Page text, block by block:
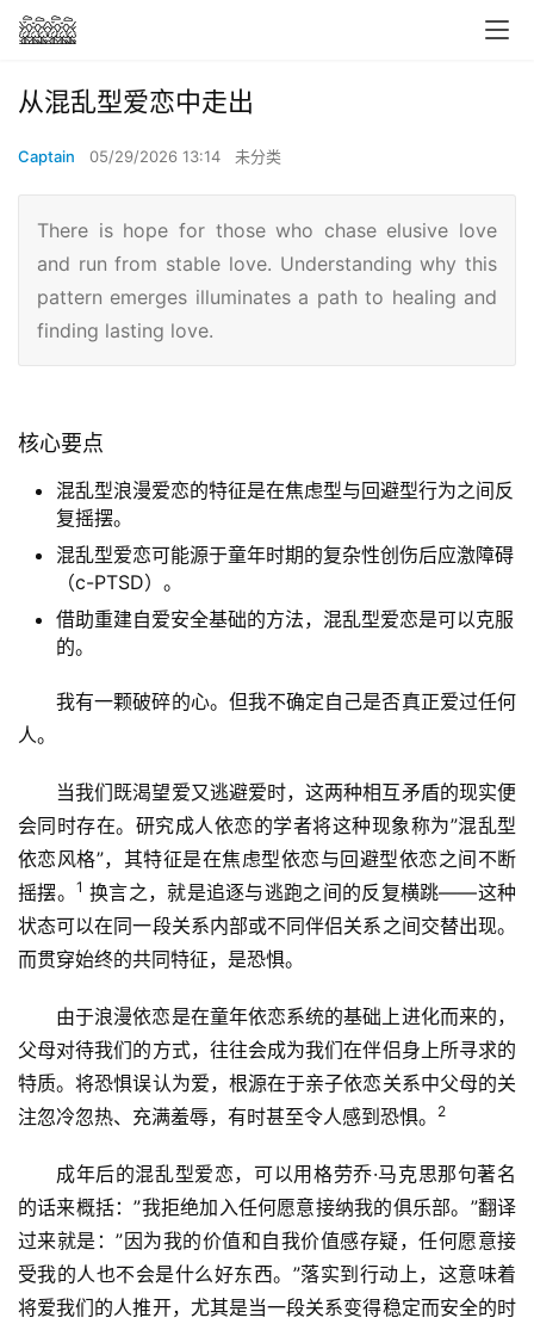
从混乱型爱恋中走出
Captain 05/29/2026 13:14 未分类
There is hope for those who chase elusive love
and run from stable love. Understanding why this
pattern emerges illuminates a path to healing and
finding lasting love.
核心要点
混乱型浪漫爱恋的特征是在焦虑型与回避型行为之间反
复摇摆。
混乱型爱恋可能源于童年时期的复杂性创伤后应激障碍
（c-PTSD）。
借助重建自爱安全基础的方法，混乱型爱恋是可以克服
的。
我有一颗破碎的心。但我不确定自己是否真正爱过任何
人。
当我们既渴望爱又逃避爱时，这两种相互矛盾的现实便
会同时存在。研究成人依恋的学者将这种现象称为”混乱型
依恋风格”，其特征是在焦虑型依恋与回避型依恋之间不断
摇摆。
1 换言之，就是追逐与逃跑之间的反复横跳——这种
状态可以在同一段关系内部或不同伴侣关系之间交替出现。
而贯穿始终的共同特征，是恐惧。
由于浪漫依恋是在童年依恋系统的基础上进化而来的，
父母对待我们的方式，往往会成为我们在伴侣身上所寻求的
特质。将恐惧误认为爱，根源在于亲子依恋关系中父母的关
注忽冷忽热、充满羞辱，有时甚至令人感到恐惧。
2
成年后的混乱型爱恋，可以用格劳乔·马克思那句著名
的话来概括：”我拒绝加入任何愿意接纳我的俱乐部。”翻译
过来就是：”因为我的价值和自我价值感存疑，任何愿意接
受我的人也不会是什么好东西。”落实到行动上，这意味着
将爱我们的人推开，尤其是当一段关系变得稳定而安全的时